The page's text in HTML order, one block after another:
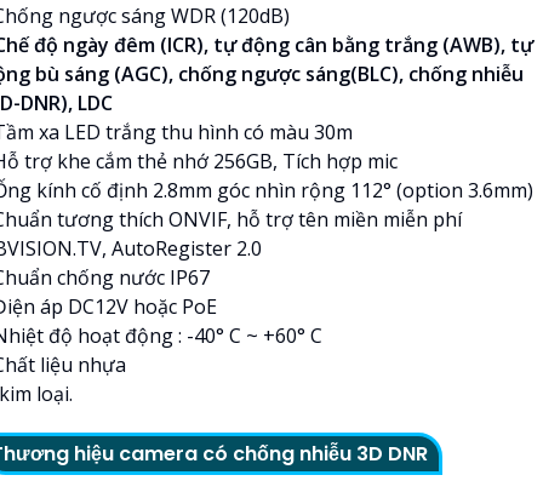
ngược sáng WDR (120dB)
độ ngày đêm (ICR), tự động cân bằng trắng (AWB), tự
bù sáng (AGC), chống ngược sáng(BLC), chống nhiễu
DNR), LDC
xa LED trắng thu hình có màu 30m
trợ khe cắm thẻ nhớ 256GB, Tích hợp mic
kính cố định 2.8mm góc nhìn rộng 112° (option 3.6mm)
tương thích ONVIF, hỗ trợ tên miền miễn phí
AutoRegister 2.0
chống nước IP67
áp DC12V hoặc PoE
độ hoạt động : -40° C ~ +60° C
liệu nhựa
loại.
hiệu camera có chống nhiễu 3D DNR